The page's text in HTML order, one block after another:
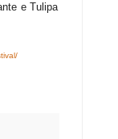
e Tulipa